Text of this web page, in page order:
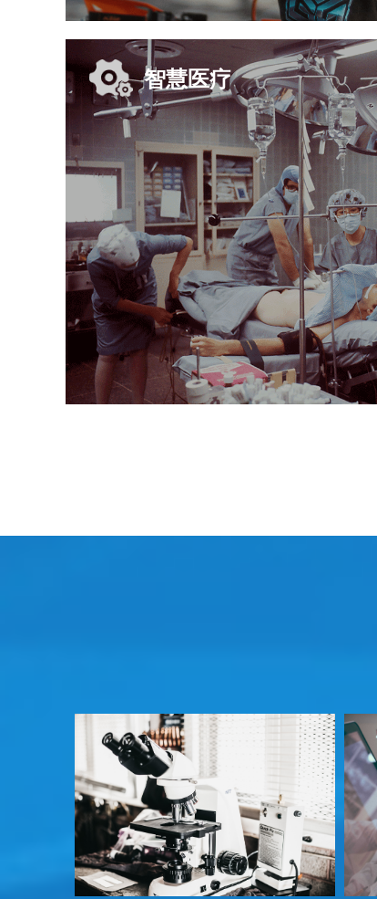
头盔显示
数字化设备近眼显示，实现信息共享和交互
无线方式接收其他设备信息，可用于实现
同能力。
智慧医疗